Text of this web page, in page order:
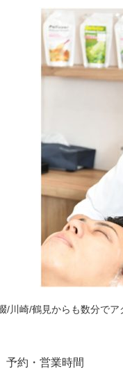
/川崎/鶴見からも数分で
予約・営業時間